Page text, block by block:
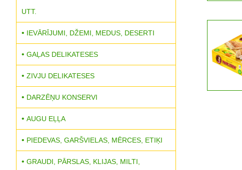
UTT.
IEVĀRĪJUMI, DŽEMI, MEDUS, DESERTI
GAĻAS DELIKATESES
ZIVJU DELIKATESES
DARZĒŅU KONSERVI
AUGU EĻĻA
PIEDEVAS, GARŠVIELAS, MĒRCES, ETIĶI
GRAUDI, PĀRSLAS, KLIJAS, MILTI,